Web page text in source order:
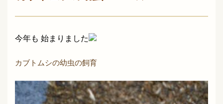
今年も 始まりました
カブトムシの幼虫の飼育